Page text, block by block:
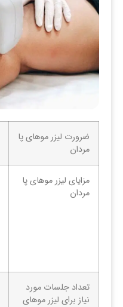
ضرورت لیزر موهای پا
مردان
مزایای لیزر موهای پا
مردان
تعداد جلسات مورد
نیاز برای لیزر موهای